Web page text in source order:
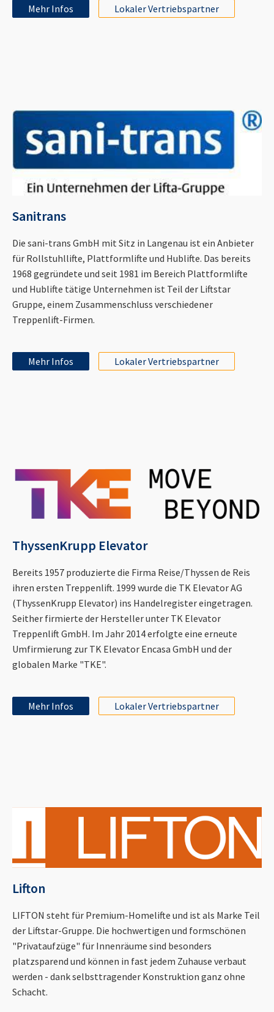
Mehr Infos Lokaler Vertriebspartner
Sanitrans
Die sani-trans GmbH mit Sitz in Langenau ist ein Anbieter
für Rollstuhllifte, Plattformlifte und Hublifte. Das bereits
1968 gegründete und seit 1981 im Bereich Plattformlifte
und Hublifte tätige Unternehmen ist Teil der Liftstar
Gruppe, einem Zusammenschluss verschiedener
Treppenlift-Firmen.
Mehr Infos Lokaler Vertriebspartner
ThyssenKrupp Elevator
Bereits 1957 produzierte die Firma Reise/Thyssen de Reis
ihren ersten Treppenlift. 1999 wurde die TK Elevator AG
(ThyssenKrupp Elevator) ins Handelregister eingetragen.
Seither firmierte der Hersteller unter TK Elevator
Treppenlift GmbH. Im Jahr 2014 erfolgte eine erneute
Umfirmierung zur TK Elevator Encasa GmbH und der
globalen Marke "TKE".
Mehr Infos Lokaler Vertriebspartner
Lifton
LIFTON steht für Premium-Homelifte und ist als Marke Teil
der Liftstar-Gruppe. Die hochwertigen und formschönen
"Privataufzüge" für Innenräume sind besonders
platzsparend und können in fast jedem Zuhause verbaut
werden - dank selbsttragender Konstruktion ganz ohne
Schacht.